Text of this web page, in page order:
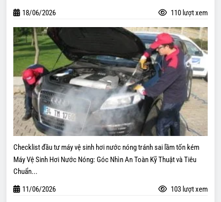
18/06/2026 110 lượt xem
Checklist đầu tư máy vệ sinh hơi nước nóng tránh sai lầm tốn kém
Máy Vệ Sinh Hơi Nước Nóng: Góc Nhìn An Toàn Kỹ Thuật và Tiêu
Chuẩn...
11/06/2026 103 lượt xem